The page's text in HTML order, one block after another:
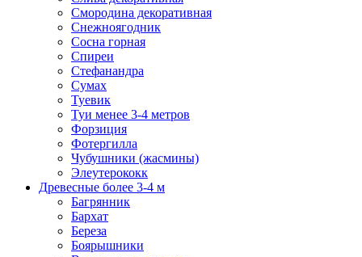
Смородина декоративная
Снежноягодник
Сосна горная
Спиреи
Стефанандра
Сумах
Туевик
Туи менее 3-4 метров
Форзиция
Фотергилла
Чубушники (жасмины)
Элеутерококк
Древесные более 3-4 м
Багрянник
Бархат
Береза
Боярышники